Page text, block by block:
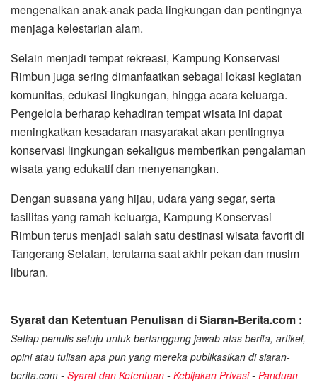
mengenalkan anak-anak pada lingkungan dan pentingnya
menjaga kelestarian alam.
Selain menjadi tempat rekreasi, Kampung Konservasi
Rimbun juga sering dimanfaatkan sebagai lokasi kegiatan
komunitas, edukasi lingkungan, hingga acara keluarga.
Pengelola berharap kehadiran tempat wisata ini dapat
meningkatkan kesadaran masyarakat akan pentingnya
konservasi lingkungan sekaligus memberikan pengalaman
wisata yang edukatif dan menyenangkan.
Dengan suasana yang hijau, udara yang segar, serta
fasilitas yang ramah keluarga, Kampung Konservasi
Rimbun terus menjadi salah satu destinasi wisata favorit di
Tangerang Selatan, terutama saat akhir pekan dan musim
liburan.
Syarat dan Ketentuan Penulisan di Siaran-Berita.com :
Setiap penulis setuju untuk bertanggung jawab atas berita, artikel,
opini atau tulisan apa pun yang mereka publikasikan di siaran-
berita.com - Syarat dan Ketentuan - Kebijakan Privasi- Panduan